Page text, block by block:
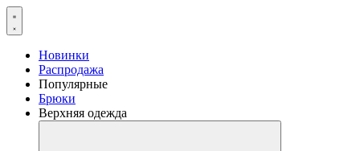
Перейти
Новинки
Распродажа
Популярные
Брюки
Верхняя одежда